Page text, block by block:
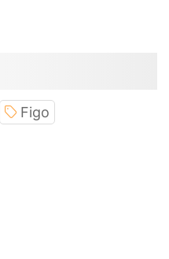
Figo